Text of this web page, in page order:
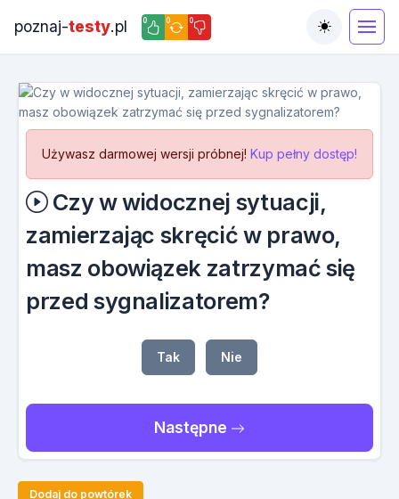
poznaj-testy.pl 0 0 0
Toggle
Używasz darmowej wersji próbnej! Kup pełny dostęp!
Czy w widocznej sytuacji,
zamierzając skręcić w prawo,
masz obowiązek zatrzymać się
przed sygnalizatorem?
Tak Nie
Następne
Dodaj do powtórek